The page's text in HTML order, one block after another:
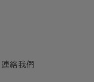
連絡我們